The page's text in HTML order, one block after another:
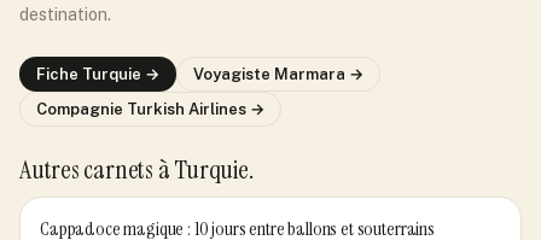
destination.
Fiche Turquie → Voyagiste Marmara →
Compagnie Turkish Airlines →
Autres carnets à Turquie.
Cappadoce magique : 10 jours entre ballons et souterrains